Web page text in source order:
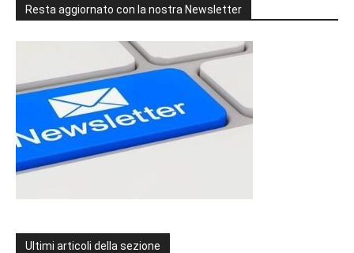
Resta aggiornato con la nostra Newsletter
Ultimi articoli della sezione